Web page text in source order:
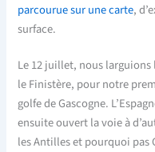
parcourue sur une carte,
surface.
Le 12 juillet, nous larguions
le Finistère, pour notre
golfe de Gascogne.
ensuite ouvert la voie à
les Antilles et pourquoi pas